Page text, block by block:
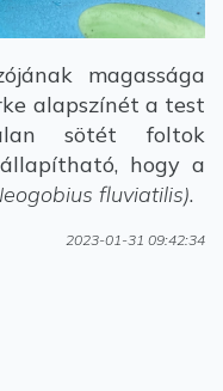
magassága
alapszínét a test
sötét foltok
hogy a
fluviatilis).
2023-01-31 09:42:34